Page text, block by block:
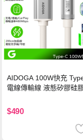
AIDOGA 100W快充
電線傳輸線 液態矽膠硅
$490